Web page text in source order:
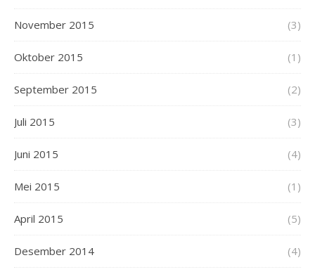
November 2015 (3)
Oktober 2015 (1)
September 2015 (2)
Juli 2015 (3)
Juni 2015 (4)
Mei 2015 (1)
April 2015 (5)
Desember 2014 (4)